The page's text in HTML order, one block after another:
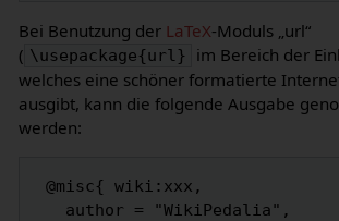
Bei Benutzung der LaTeX-Moduls „url“
( \usepackage{url}
im Bereich der
welches eine schöner formatierte
ausgibt, kann die folgende Ausgabe
werden:
@misc{ wiki:xxx,